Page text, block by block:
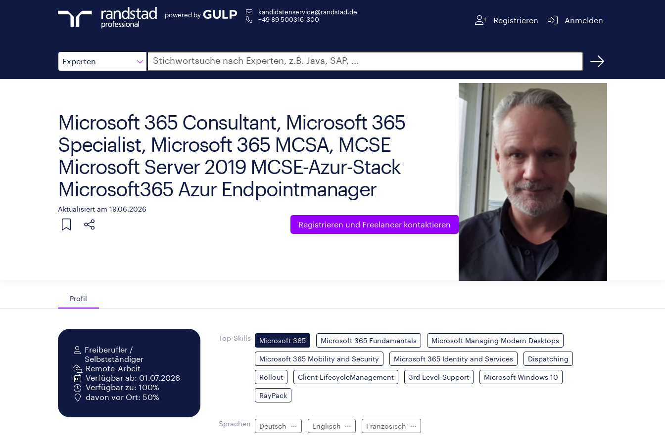
powered by
kandidatenservice@randstad.de
+49 89 500316-300
Registrieren Anmelden
Experten
Suche
Microsoft 365 Consultant, Microsoft 365
Specialist, Microsoft 365 MCSA, MCSE
Microsoft Server 2019 MCSE-Azur-Stack
Microsoft365 Azur Endpointmanager
Aktualisiert am 19.06.2026
Registrieren und Freelancer kontaktieren
Profil
Freiberufler /
Selbstständiger
Remote-Arbeit
Verfügbar ab: 01.07.2026
Verfügbar zu: 100%
davon vor Ort: 50%
Top-Skills Microsoft 365 Microsoft 365 Fundamentals Microsoft Managing Modern Desktops
Microsoft 365 Mobility and Security Microsoft 365 Identity and Services Dispatching
Rollout Client LifecycleManagement 3rd Level-Support Microsoft Windows 10
RayPack
Sprachen Deutsch Englisch Französisch